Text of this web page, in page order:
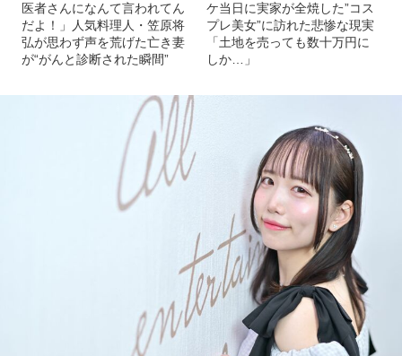
医者さんになんて言われてん
だよ！」人気料理人・笠原将
弘が思わず声を荒げた亡き妻
が“がんと診断された瞬間”
ケ当日に実家が全焼した”コス
プレ美女”に訪れた悲惨な現実
「土地を売っても数十万円に
しか…」